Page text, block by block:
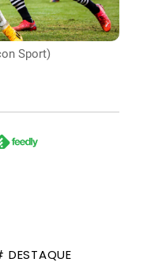
Sport)
DESTAQUE